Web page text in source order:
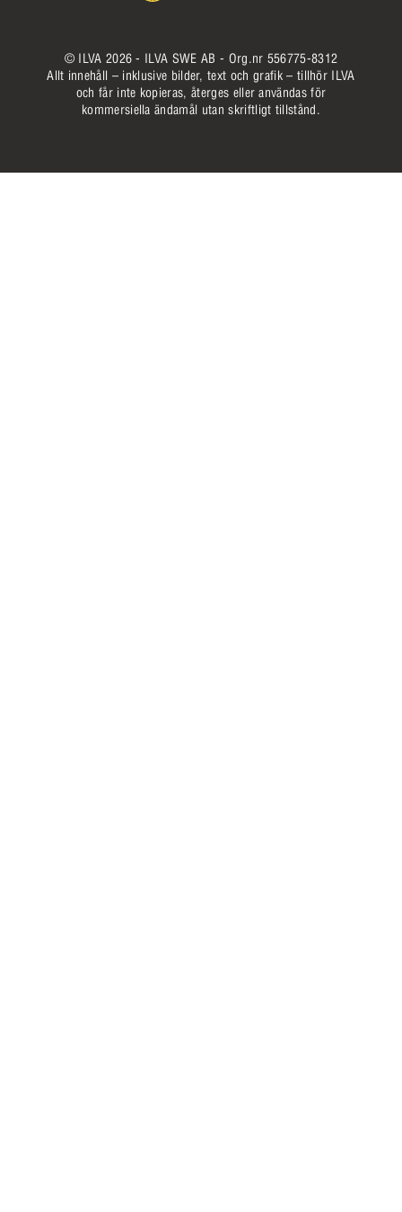
© ILVA 2026 - ILVA SWE AB - Org.nr 556775-8312
Allt innehåll – inklusive bilder, text och grafik – tillhör ILVA
och får inte kopieras, återges eller användas för
kommersiella ändamål utan skriftligt tillstånd.